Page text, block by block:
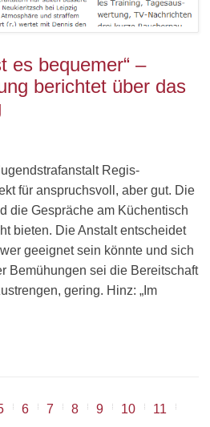
es bequemer“ –
berichtet über das
Regis-
für anspruchsvoll, aber gut. Die
die Gespräche am Küchentisch
bieten. Die Anstalt entscheidet
geeignet sein könnte und sich
Bemühungen sei die Bereitschaft
gering. Hinz: „Im
6 7 8 9 10 11